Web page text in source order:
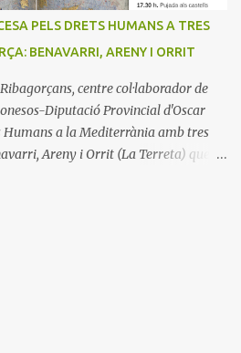
PELS DRETS HUMANS A TRES
BENAVARRI, ARENY I ORRIT
centre col·laborador de
Diputació Provincial d'Oscar
Humans a la Mediterrània amb tres
Areny i Orrit (La Terreta) que